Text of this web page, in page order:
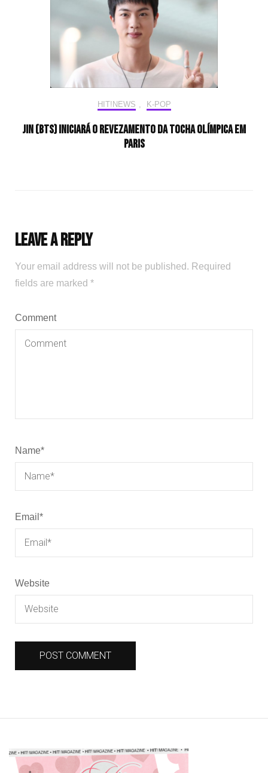
HIT!NEWS K-POP
Jin (BTS) iniciará o revezamento da tocha olímpica em
Paris
Leave a Reply
Your email address will not be published. Required
fields are marked *
Comment
Name*
Email *
Website